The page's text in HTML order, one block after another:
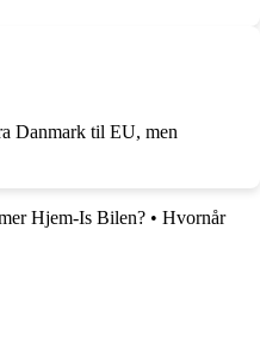
Danmark til EU, men
Hjem-Is Bilen? • Hvornår